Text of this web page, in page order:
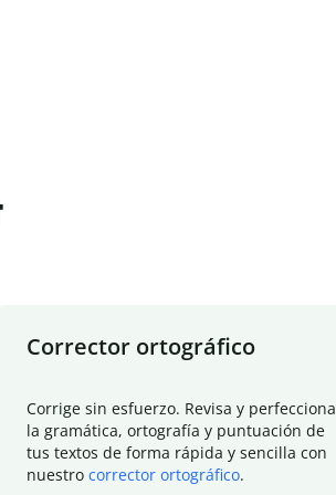
Corrector ortográfico
Corrige sin esfuerzo. Revisa y perfecciona
la gramática, ortografía y puntuación de
tus textos de forma rápida y sencilla con
nuestro corrector ortográfico.